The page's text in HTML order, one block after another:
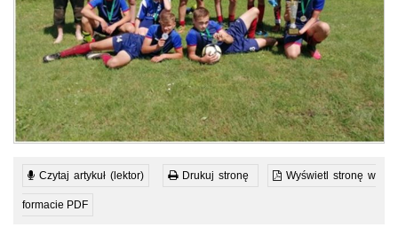
Czytaj artykuł (lektor) Drukuj stronę Wyświetl stronę w
formacie PDF